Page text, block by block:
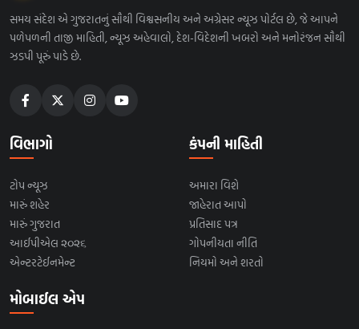
સમય સંદેશ એ ગુજરાતનું સૌથી વિશ્વસનીય અને અગ્રેસર ન્યૂઝ પોર્ટલ છે, જે આપને
પળેપળની તાજી માહિતી, ન્યૂઝ અહેવાલો, દેશ-વિદેશની ખબરો અને મનોરંજન સૌથી
ઝડપી પૂરું પાડે છે.
વિભાગો
ટોપ ન્યૂઝ
મારું શહેર
મારું ગુજરાત
આઈપીએલ ૨૦૨૬
એન્ટરટેઈનમેન્ટ
કંપની માહિતી
અમારા વિશે
જાહેરાત આપો
પ્રતિસાદ પત્ર
ગોપનીયતા નીતિ
નિયમો અને શરતો
મોબાઈલ એપ